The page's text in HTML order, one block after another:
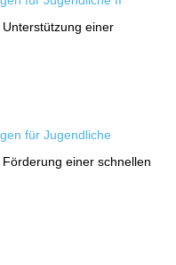
einer
für Jugendliche
einer schnellen